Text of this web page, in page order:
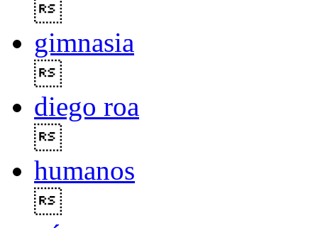
gimnasia
diego roa
humanos